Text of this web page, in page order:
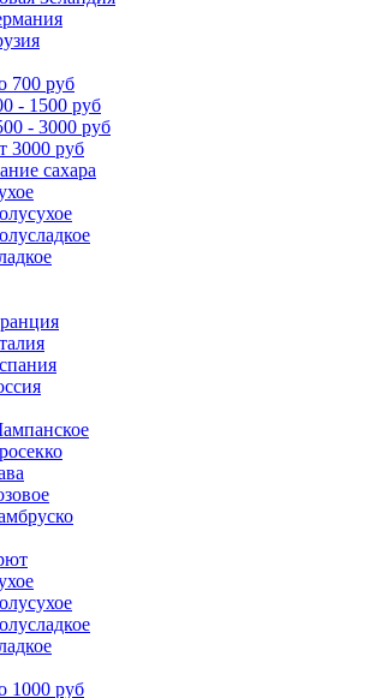
700 руб
- 1500 руб
- 3000 руб
3000 руб
сахара
1000 руб